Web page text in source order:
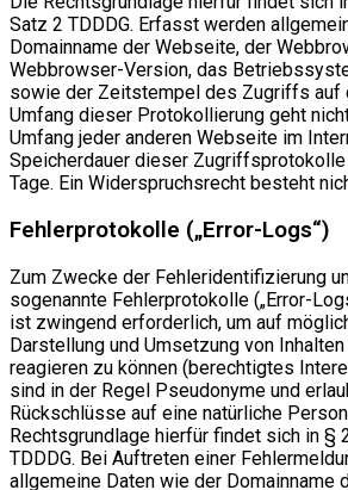
Satz 2 TDDDG. Erfasst werden
Domainname der Webseite, der
Webbrowser-Version, das
sowie der Zeitstempel des Zugriffs auf
Umfang dieser Protokollierung geht
Umfang jeder anderen Webseite im
Speicherdauer dieser
Tage. Ein Widerspruchsrecht besteht
Fehlerprotokolle („Error-Logs“)
Zum Zwecke der Fehleridentifizierung
sogenannte Fehlerprotokolle („Error-
ist zwingend erforderlich, um auf
Darstellung und Umsetzung von
reagieren zu können (berechtigtes
sind in der Regel Pseudonyme und
Rückschlüsse auf eine natürliche
Rechtsgrundlage hierfür findet sich in §
TDDDG. Bei Auftreten einer
allgemeine Daten wie der Domainname